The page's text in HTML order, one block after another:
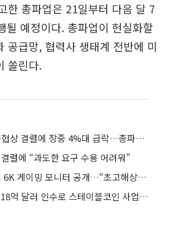
한 총파업은 21일부터 다음 달 7
될 예정이다. 총파업이 현실화할
공급망, 협력사 생태계 전반에 미
쏠린다.
삼성전자, 노사 임금협상 결렬에 장중 4%대 급락…총파업 우려
렬에 “과도한 요구 수용 어려워”
삼성전자, 업계 최초 6K 게이밍 모니터 공개…“초고해상도·OLED로 시장 공략 강화”
마스터카드, BVNK 18억 달러 인수로 스테이블코인 사업 본격 확장